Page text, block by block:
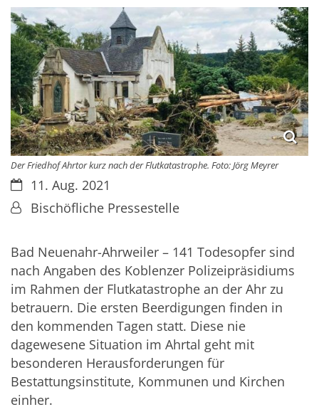
Der Friedhof Ahrtor kurz nach der Flutkatastrophe. Foto: Jörg Meyrer
Datum:11. Aug. 2021
Von:Bischöfliche Pressestelle
Bad Neuenahr-Ahrweiler – 141 Todesopfer sind
nach Angaben des Koblenzer Polizeipräsidiums
im Rahmen der Flutkatastrophe an der Ahr zu
betrauern. Die ersten Beerdigungen finden in
den kommenden Tagen statt. Diese nie
dagewesene Situation im Ahrtal geht mit
besonderen Herausforderungen für
Bestattungsinstitute, Kommunen und Kirchen
einher.